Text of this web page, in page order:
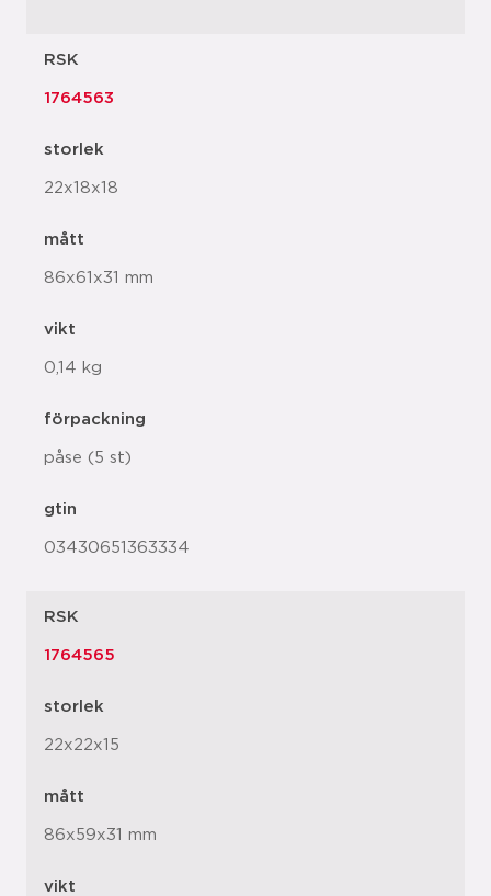
RSK
1764563
storlek
22x18x18
mått
86x61x31 mm
vikt
0,14 kg
förpackning
påse (5 st)
gtin
03430651363334
RSK
1764565
storlek
22x22x15
mått
86x59x31 mm
vikt